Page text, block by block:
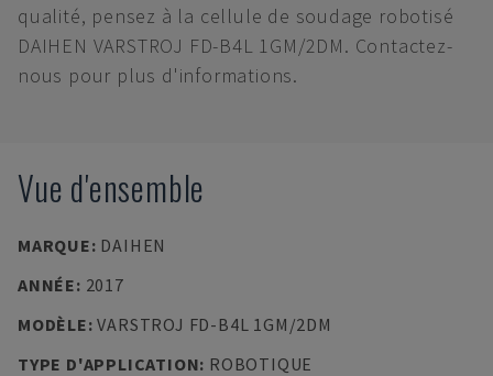
qualité, pensez à la cellule de soudage robotisé
DAIHEN VARSTROJ FD-B4L 1GM/2DM. Contactez-
nous pour plus d'informations.
Vue d'ensemble
MARQUE: DAIHEN
ANNÉE: 2017
MODÈLE:VARSTROJ FD-B4L 1GM/2DM
TYPE D'APPLICATION: ROBOTIQUE